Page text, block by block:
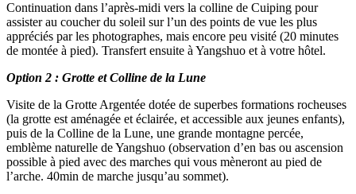
Continuation dans l’après-midi vers la colline de Cuiping pour
assister au coucher du soleil sur l’un des points de vue les plus
appréciés par les photographes, mais encore peu visité (20 minutes
de montée à pied). Transfert ensuite à Yangshuo et à votre hôtel.
Option 2 : Grotte et Colline de la Lune
Visite de la Grotte Argentée dotée de superbes formations rocheuses
(la grotte est aménagée et éclairée, et accessible aux jeunes enfants),
puis de la Colline de la Lune, une grande montagne percée,
emblème naturelle de Yangshuo (observation d’en bas ou ascension
possible à pied avec des marches qui vous mèneront au pied de
l’arche. 40min de marche jusqu’au sommet).